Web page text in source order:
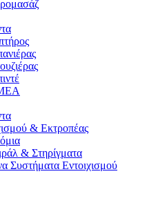
& Εκτροπέας
& Στηρίγματα
Συστήματα Εντοιχισμού